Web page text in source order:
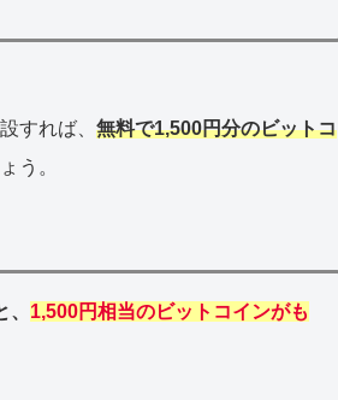
すれば、 無料で1,500円分のビットコ
う。
1,500円相当のビットコインがも